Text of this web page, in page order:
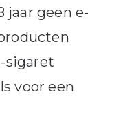
jaar geen e-
sigaret
voor een